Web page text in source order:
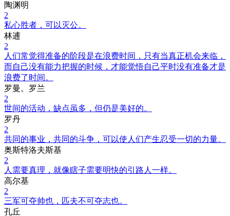
陶渊明
2
私心胜者，可以灭公。
林逋
2
人们常觉得准备的阶段是在浪费时间，只有当真正机会来临，
而自己没有能力把握的时候，才能觉悟自己平时没有准备才是
浪费了时间。
罗曼。罗兰
2
世间的活动，缺点虽多，但仍是美好的。
罗丹
2
共同的事业，共同的斗争，可以使人们产生忍受一切的力量。
奥斯特洛夫斯基
2
人需要真理，就像瞎子需要明快的引路人一样。
高尔基
2
三军可夺帅也，匹夫不可夺志也。
孔丘